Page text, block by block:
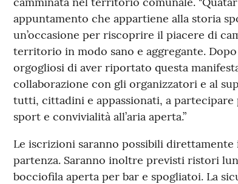
appuntamento che appartiene alla storia
un’occasione per riscoprire il piacere di
territorio in modo sano e aggregante.
orgogliosi di aver riportato questa
collaborazione con gli organizzatori e al
tutti, cittadini e appassionati, a
sport e convivialità all’aria aperta.”
Le iscrizioni saranno possibili direttamente
partenza. Saranno inoltre previsti ristori
bocciofila aperta per bar e spogliatoi. La